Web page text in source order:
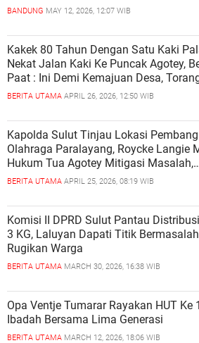
BANDUNG MAY 12, 2026, 12:07 WIB
Kakek 80 Tahun Dengan Satu Kaki
Nekat Jalan Kaki Ke Puncak Agotey,
Paat : Ini Demi Kemajuan Desa,
Dukung
BERITA UTAMA APRIL 26, 2026, 12:50 WIB
Kapolda Sulut Tinjau Lokasi
Olahraga Paralayang, Roycke Langie
Hukum Tua Agotey Mitigasi Masalah,
Waspadai Konflik Efek Pihak Tidak
BERITA UTAMA APRIL 25, 2026, 08:19 WIB
Komisi II DPRD Sulut Pantau
3 KG, Laluyan Dapati Titik Bermasalah
Rugikan Warga
BERITA UTAMA MARCH 30, 2026, 16:38 WIB
Opa Ventje Tumarar Rayakan HUT Ke
Ibadah Bersama Lima Generasi
BERITA UTAMA MARCH 12, 2026, 18:06 WIB